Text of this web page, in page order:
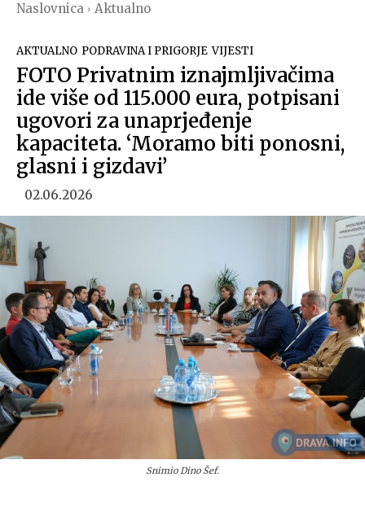
Naslovnica Aktualno
AKTUALNO PODRAVINA I PRIGORJE VIJESTI
FOTO Privatnim iznajmljivačima
ide više od 115.000 eura, potpisani
ugovori za unaprjeđenje
kapaciteta. ‘Moramo biti ponosni,
glasni i gizdavi’
02.06.2026
Snimio Dino Šef.